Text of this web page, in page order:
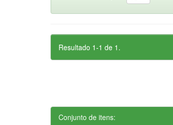
Resultado 1-1 de 1.
Conjunto de itens: